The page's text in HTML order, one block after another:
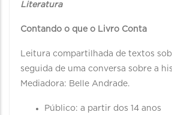
Literatura
Contando o que o Livro Conta
Leitura compartilhada de textos
seguida de uma conversa sobre a
Mediadora: Belle Andrade.
Público: a partir dos 14 anos